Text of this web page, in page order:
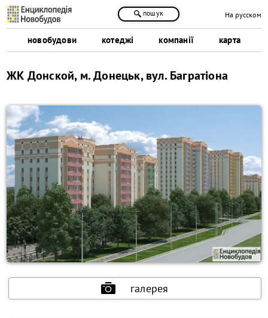
новобудови котеджі компанії карта
пошук На русском
ЖК Донской, м. Донецьк, вул. Багратіона
галерея